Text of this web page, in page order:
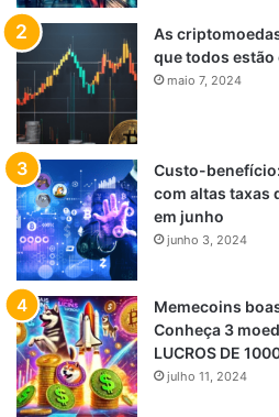
As
que todos estão
maio 7, 2024
Custo-
com altas taxas
em junho
junho 3, 2024
Memecoins
Conheça 3
LUCROS DE
julho 11, 2024